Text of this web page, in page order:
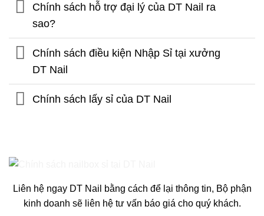
Chính sách hỗ trợ đại lý của DT Nail ra
sao?
Chính sách điều kiện Nhập Sỉ tại xưởng
DT Nail
Chính sách lấy sỉ của DT Nail
Liên hệ ngay DT Nail bằng cách để lại thông tin, Bộ phận
kinh doanh sẽ liên hệ tư vấn báo giá cho quý khách.